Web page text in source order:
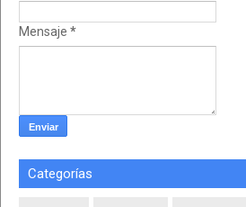
Mensaje *
Categorías